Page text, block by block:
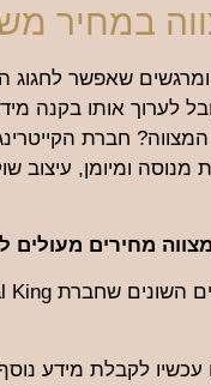
במחיר
שאפשר לחגוג
לערוך אותו בקנה
מנוסה ומיומן, עיצוב
לקבלת מידע